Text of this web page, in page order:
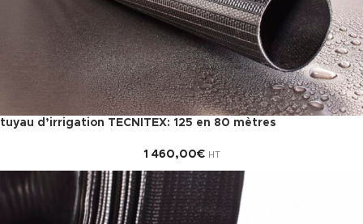
tuyau d’irrigation TECNITEX: 125 en 80 mètres
1 460,00€ HT